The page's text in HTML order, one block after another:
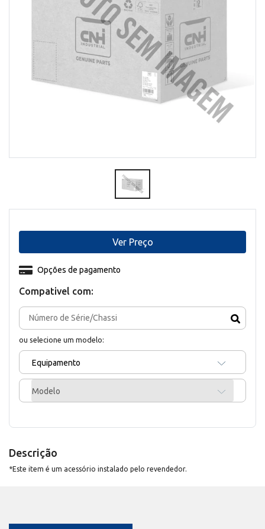
Compativel com:
ou selecione um modelo:
Equipamento
Modelo
Opções de pagamento
Ver Preço
Descrição
*Este item é um acessório instalado pelo revendedor.